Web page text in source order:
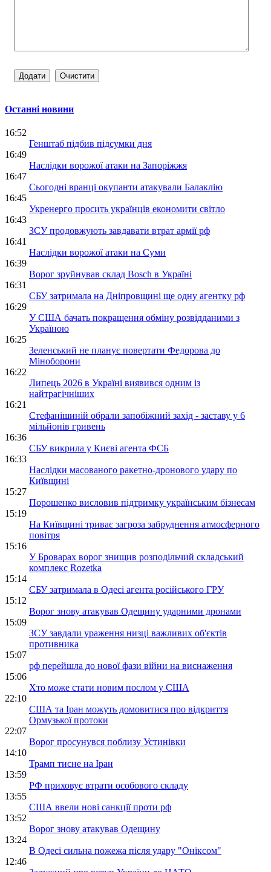
Останні новини
16:52
Генштаб підбив підсумки дня
16:49
Наслідки ворожої атаки на Запоріжжя
16:47
Сьогодні вранці окупанти атакували Балаклію
16:45
Укренерго просить українців економити світло
16:43
ЗСУ продовжують завдавати втрат армії рф
16:41
Наслідки ворожої атаки на Суми
16:39
Ворог зруйнував склад Bosch в Україні
16:31
СБУ затримала на Дніпровщині ще одну агентку рф
16:29
У США бачать покращення обміну розвідданими з
Україною
16:25
Зеленський не планує повертати Федорова до
Міноборони
16:22
Липець 2026 в Україні виявився одним із
найтрагічніших
16:21
Стефанішиній обрали запобіжний захід - заставу у 6
мільйонів гривень
16:36
СБУ викрила у Києві агента ФСБ
16:33
Наслідки масованого ракетно-дронового удару по
Київщині
15:27
Порошенко висловив підтримку українським бізнесам
15:19
На Київщині триває загроза забруднення атмосферного
повітря
15:16
У Броварах ворог знищив розподільчий складський
комплекс Rozetka
15:14
СБУ затримала в Одесі агента російського ГРУ
15:12
Ворог знову атакував Одещину ударними дронами
15:09
ЗСУ завдали ураження низці важливих об'єктів
противника
15:07
рф перейшла до нової фази війни на виснаження
15:06
Хто може стати новим послом у США
22:10
США та Іран можуть домовитися про відкриття
Ормузької протоки
22:07
Ворог просунувся поблизу Устинівки
14:10
Трамп тисне на Іран
13:59
РФ приховує втрати особового складу
13:55
США ввели нові санкції проти рф
13:52
Ворог знову атакував Одещину
13:24
В Одесі сильна пожежа після удару "Оніксом"
12:46